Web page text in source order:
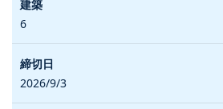
6
2026/9/3